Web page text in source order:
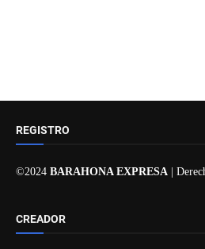
REGISTRO
©2024 BARAHONA EXPRESA |
CREADOR